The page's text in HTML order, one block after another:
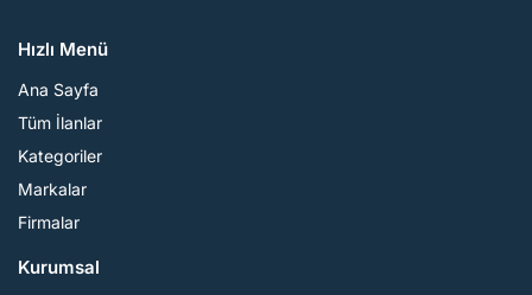
Hızlı Menü
Ana Sayfa
Tüm İlanlar
Kategoriler
Markalar
Firmalar
Kurumsal